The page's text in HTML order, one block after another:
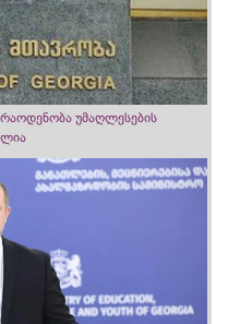
უმაღლესების